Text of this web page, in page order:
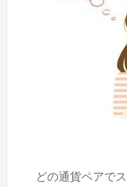
どの通貨ペアで